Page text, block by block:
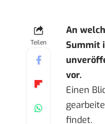
Teilen
An
Summit
vor.
Einen
findet.